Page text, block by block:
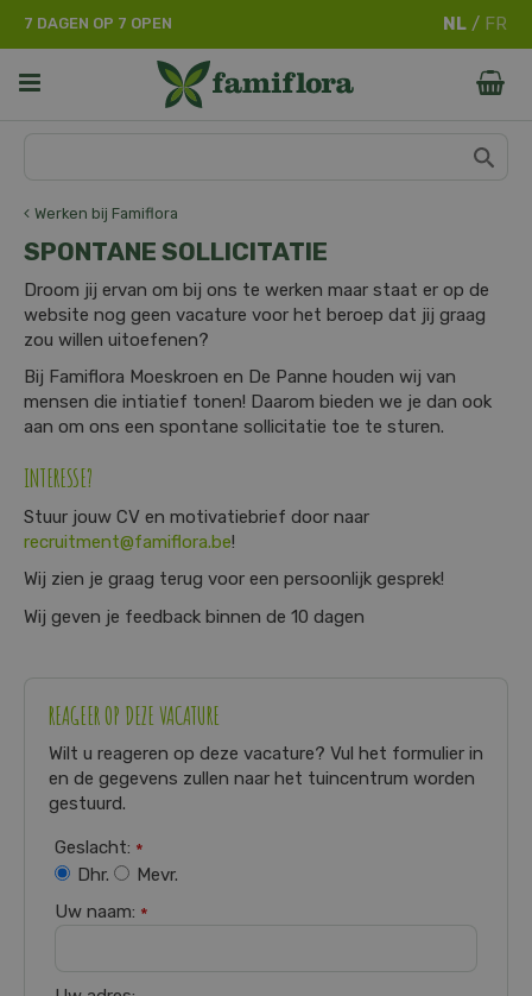
Werken bij Famiflora
7 DAGEN OP 7 OPEN
SPONTANE SOLLICITATIE
Droom jij ervan om bij ons te werken maar staat er op de
website nog geen vacature voor het beroep dat jij graag
zou willen uitoefenen?
Bij Famiflora Moeskroen en De Panne houden wij van
mensen die intiatief tonen! Daarom bieden we je dan ook
aan om ons een spontane sollicitatie toe te sturen.
INTERESSE?
Stuur jouw CV en motivatiebrief door naar
recruitment@famiflora.be!
Wij zien je graag terug voor een persoonlijk gesprek!
Wij geven je feedback binnen de 10 dagen
REAGEER OP DEZE VACATURE
Wilt u reageren op deze vacature? Vul het formulier in
en de gegevens zullen naar het tuincentrum worden
gestuurd.
Geslacht: *
Dhr.
Mevr.
Uw naam: *